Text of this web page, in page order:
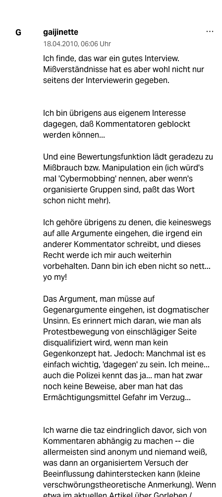
G gaijinette
18.04.2010, 06:06 Uhr
Ich finde, das war ein gutes Interview.
Mißverständnisse hat es aber wohl nicht nur
seitens der Interviewerin gegeben.
Ich bin übrigens aus eigenem Interesse
dagegen, daß Kommentatoren geblockt
werden können...
Und eine Bewertungsfunktion lädt geradezu zu
Mißbrauch bzw. Manipulation ein (ich würd's
mal 'Cybermobbing' nennen, aber wenn's
organisierte Gruppen sind, paßt das Wort
schon nicht mehr).
Ich gehöre übrigens zu denen, die keineswegs
auf alle Argumente eingehen, die irgend ein
anderer Kommentator schreibt, und dieses
Recht werde ich mir auch weiterhin
vorbehalten. Dann bin ich eben nicht so nett...
yo my!
Das Argument, man müsse auf
Gegenargumente eingehen, ist dogmatischer
Unsinn. Es erinnert mich daran, wie man als
Protestbewegung von einschlägiger Seite
disqualifiziert wird, wenn man kein
Gegenkonzept hat. Jedoch: Manchmal ist es
einfach wichtig, 'dagegen' zu sein. Ich meine...
auch die Polizei kennt das ja... man hat zwar
noch keine Beweise, aber man hat das
Ermächtigungsmittel Gefahr im Verzug...
Ich warne die taz eindringlich davor, sich von
Kommentaren abhängig zu machen -- die
allermeisten sind anonym und niemand weiß,
was dann an organisiertem Versuch der
Beeinflussung dahinterstecken kann (kleine
verschwörungstheoretische Anmerkung). Wenn